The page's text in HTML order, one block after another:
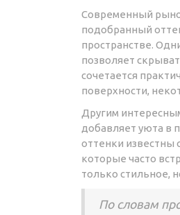
Современный
подобранный
пространстве.
позволяет
сочетается
поверхности,
Другим
добавляет уюта в
оттенки известны
которые часто
только стильное,
По словам